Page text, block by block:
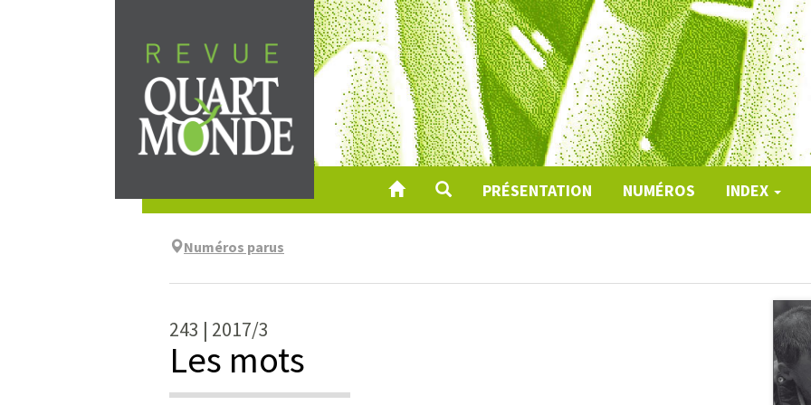
au
contenu
PRÉSENTATION NUMÉROS INDEX
Numéros parus
243 | 2017/3
Les mots